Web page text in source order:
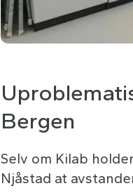
Bergen
Selv om Kilab
Njåstad at